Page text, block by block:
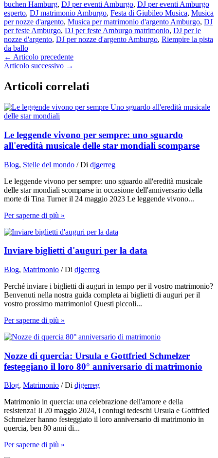
buchen Hamburg, DJ per eventi Amburgo, DJ per eventi Amburgo
esperto, DJ matrimonio Amburgo, Festa di Giubileo Musica, Musica
per nozze d'argento, Musica per matrimonio d'argento Amburgo, DJ
per feste Amburgo, DJ per feste Amburgo matrimonio, DJ per le
nozze d'argento, DJ per nozze d'argento Amburgo, Riempire la pista
da ballo
← Articolo precedente
Articolo successivo →
Articoli correlati
Le leggende vivono per sempre: uno sguardo
all'eredità musicale delle star mondiali scomparse
Blog, Stelle del mondo / Di djgerreg
Le leggende vivono per sempre: uno sguardo all'eredità musicale
delle star mondiali scomparse in occasione dell'anniversario della
morte di Tina Turner il 24 maggio 2023 Le leggende vivono...
Per saperne di più »
Inviare biglietti d'auguri per la data
Blog, Matrimonio / Di djgerreg
Perché inviare i biglietti di auguri in tempo per il vostro matrimonio?
Benvenuti nella nostra guida completa ai biglietti di auguri per il
vostro prossimo matrimonio! Questi piccoli...
Per saperne di più »
Nozze di quercia: Ursula e Gottfried Schmelzer
festeggiano il loro 80° anniversario di matrimonio
Blog, Matrimonio / Di djgerreg
Matrimonio in quercia: una celebrazione dell'amore e della
resistenza! Il 20 maggio 2024, i coniugi tedeschi Ursula e Gottfried
Schmelzer hanno festeggiato il loro anniversario di matrimonio in
quercia, ben 80 anni di...
Per saperne di più »